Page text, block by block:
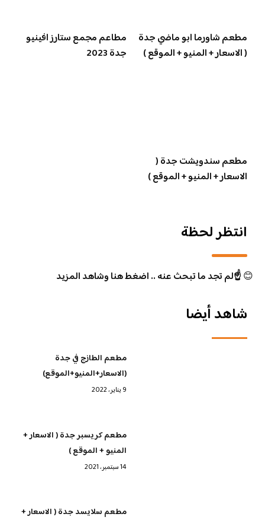
مطعم شاورما ابو ماضي جدة
( الاسعار + المنيو + الموقع )
مطاعم مجمع ستارز افينيو
جدة 2023
مطعم سندويشت جدة (
الاسعار + المنيو + الموقع )
انتظر لحظة
😊☝️لم تجد ما تبحث عنه .. اضغط هنا وشاهد المزيد
شاهد أيضا
مطعم الطازج في جدة
(الاسعار+المنيو+الموقع)
9 يناير، 2022
مطعم كريسبر جدة ( الاسعار +
المنيو + الموقع )
14 سبتمبر، 2021
مطعم سلايسد جدة ( الاسعار +